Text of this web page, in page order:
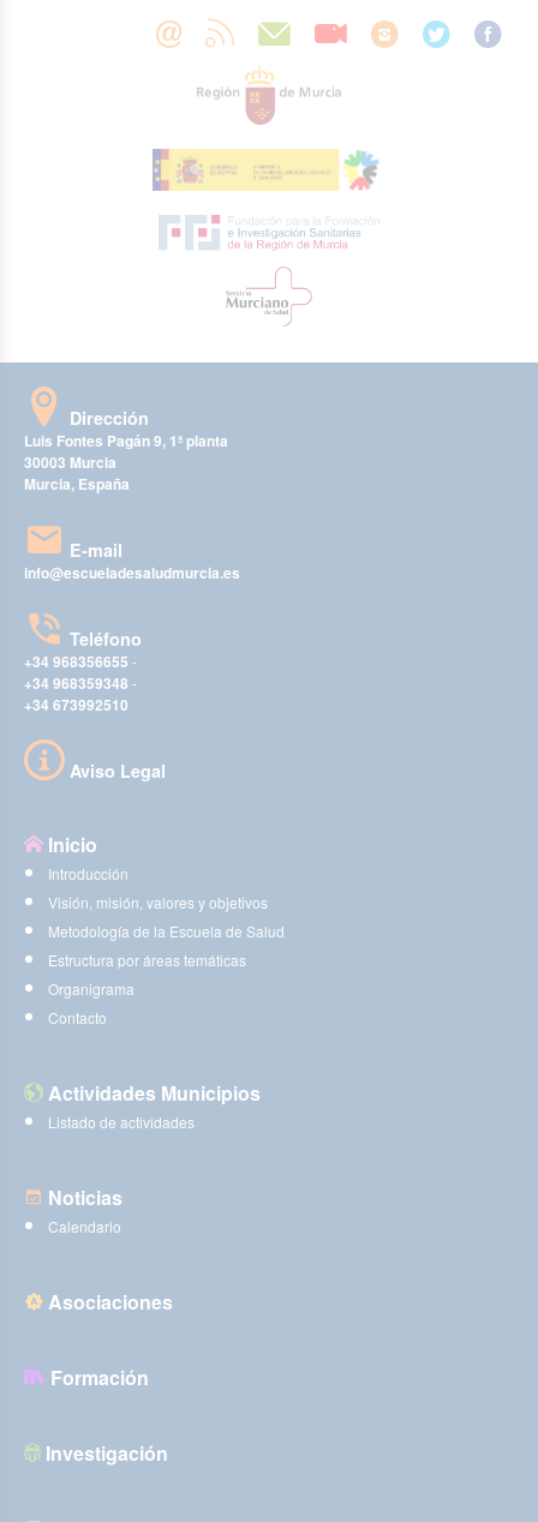
Dirección
Luis Fontes Pagán 9, 1ª planta
30003 Murcia
Murcia, España
E-mail
info@escueladesaludmurcia.es
Teléfono
+34 968356655 -
+34 968359348 -
+34 673992510
Aviso Legal
Inicio
Introducción
Visión, misión, valores y objetivos
Metodología de la Escuela de Salud
Estructura por áreas temáticas
Organigrama
Contacto
Actividades Municipios
Listado de actividades
Noticias
Calendario
Asociaciones
Formación
Investigación